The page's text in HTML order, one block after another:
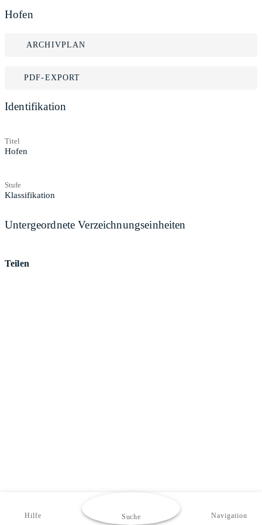
Hofen
ARCHIVPLAN
PDF-EXPORT
Identifikation
Titel
Hofen
Stufe
Klassifikation
Untergeordnete Verzeichnungseinheiten
Teilen
Hilfe Suche Navigation